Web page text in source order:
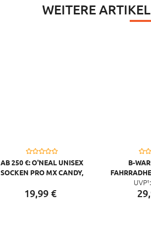
WEITERE
AB 250 €: O'NEAL UNISEX
SOCKEN PRO MX CANDY,
19,99€
B-
UVP¹:
29,